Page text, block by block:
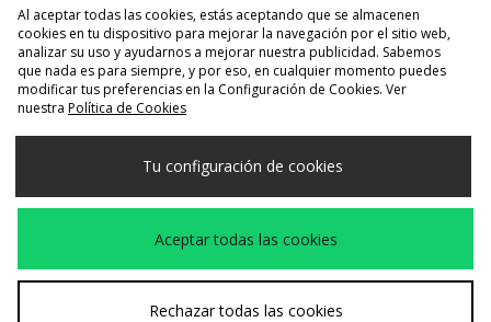
Selecciona País
España
Aceptamos las siguientes formas de pago
Visita nuestra página corporativa en www.jdplc.com
Al aceptar todas las cookies, estás aceptando que se almacenen
cookies en tu dispositivo para mejorar la navegación por el sitio web,
analizar su uso y ayudarnos a mejorar nuestra publicidad. Sabemos
que nada es para siempre, y por eso, en cualquier momento puedes
modificar tus preferencias en la Configuración de Cookies. Ver
nuestra Política de Cookies
Tu configuración de cookies
Aceptar todas las cookies
Rechazar todas las cookies